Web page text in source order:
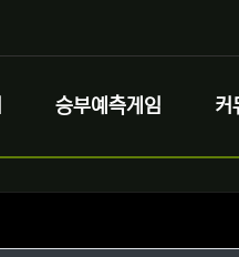
승부예측게임 커